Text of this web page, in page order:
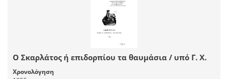
Ο Σκαρλάτος ή επιδορπίου τα θαυμάσια / υπό Γ. Χ.
Χρονολόγηση